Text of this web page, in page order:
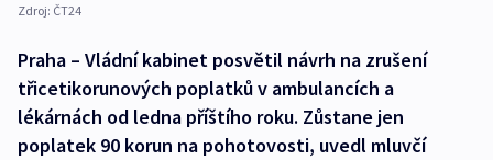
Zdroj: ČT24
Praha – Vládní kabinet posvětil návrh na zrušení
třicetikorunových poplatků v ambulancích a
lékárnách od ledna příštího roku. Zůstane jen
poplatek 90 korun na pohotovosti, uvedl mluvčí